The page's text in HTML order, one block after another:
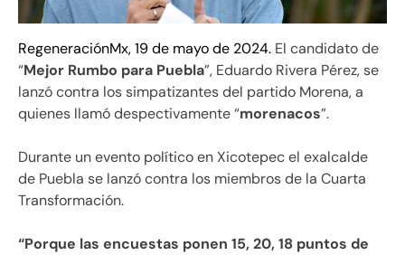
RegeneraciónMx, 19 de mayo de 2024. El candidato de
“Mejor Rumbo para Puebla”, Eduardo Rivera Pérez, se
lanzó contra los simpatizantes del partido Morena, a
quienes llamó despectivamente “morenacos”.
Durante un evento político en Xicotepec el exalcalde
de Puebla se lanzó contra los miembros de la Cuarta
Transformación.
“Porque las encuestas ponen 15, 20, 18 puntos de